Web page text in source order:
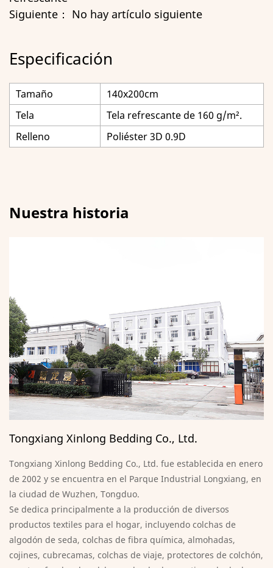
Siguiente： No hay artículo siguiente
Especificación
Tamaño
140x200cm
Tela
Tela refrescante de 160 g/m².
Relleno
Poliéster 3D 0.9D
Nuestra historia
Tongxiang Xinlong Bedding Co., Ltd.
Tongxiang Xinlong Bedding Co., Ltd. fue establecida en enero
de 2002 y se encuentra en el Parque Industrial Longxiang, en
la ciudad de Wuzhen, Tongduo.
Se dedica principalmente a la producción de diversos
productos textiles para el hogar, incluyendo colchas de
algodón de seda, colchas de fibra química, almohadas,
cojines, cubrecamas, colchas de viaje, protectores de colchón,